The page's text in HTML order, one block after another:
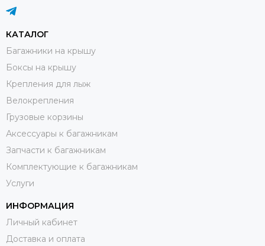
КАТАЛОГ
Багажники на крышу
Боксы на крышу
Крепления для лыж
Велокрепления
Грузовые корзины
Аксессуары к багажникам
Запчасти к багажникам
Комплектующие к багажникам
Услуги
ИНФОРМАЦИЯ
Личный кабинет
Доставка и оплата